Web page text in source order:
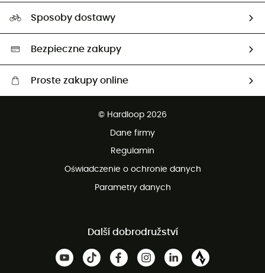
Ambasadorzy
Wybrane produkty eko
Sposoby dostawy
Bezpieczne zakupy
Proste zakupy online
© Hardloop 2026
Dane firmy
Regulamin
Oświadczenie o ochronie danych
Parametry danych
Další dobrodružství